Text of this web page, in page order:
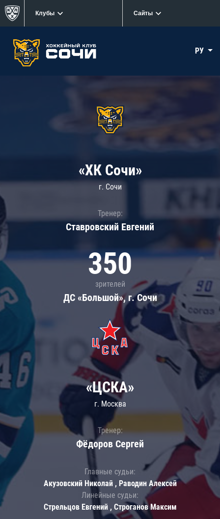
Клубы Сайты
РУ
«ХК Сочи»
г. Сочи
Тренер:
Ставровский Евгений
350
зрителей
ДС «Большой», г. Сочи
«ЦСКА»
г. Москва
Тренер:
Фёдоров Сергей
Главные судьи:
Акузовский Николай , Раводин Алексей
Линейные судьи:
Стрельцов Евгений , Строганов Максим